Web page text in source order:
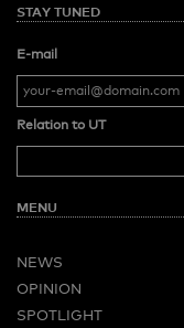
STAY TUNED
E-mail
Relation to UT
MENU
NEWS
OPINION
SPOTLIGHT